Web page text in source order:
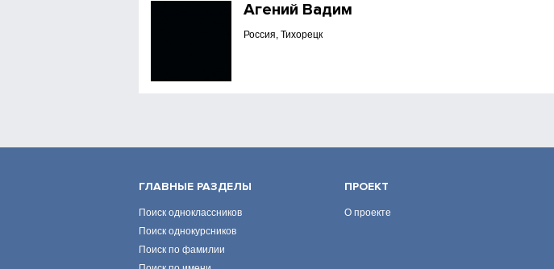
Агений Вадим
Россия, Тихорецк
ГЛАВНЫЕ РАЗДЕЛЫ
Поиск одноклассников
Поиск однокурсников
Поиск по фамилии
ПРОЕКТ
О проекте